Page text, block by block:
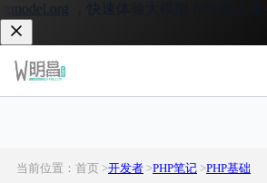
，快速体验大模型 API 接入服务。
当前位置：首页 >开发者 >PHP笔记 >PHP基础